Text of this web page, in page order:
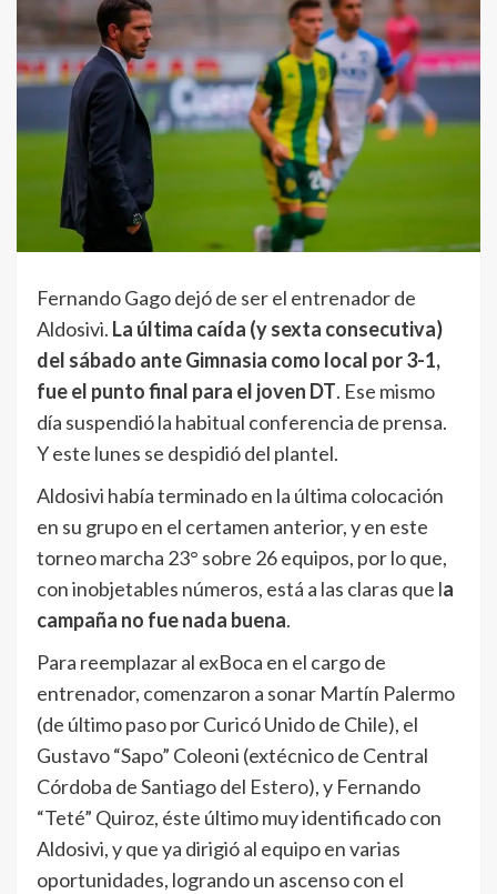
Fernando Gago dejó de ser el entrenador de
Aldosivi. La última caída (y sexta consecutiva)
del sábado ante Gimnasia como local por 3-1,
fue el punto final para el joven DT. Ese mismo
día suspendió la habitual conferencia de prensa.
Y este lunes se despidió del plantel.
Aldosivi había terminado en la última colocación
en su grupo en el certamen anterior, y en este
torneo marcha 23° sobre 26 equipos, por lo que,
con inobjetables números, está a las claras que la
campaña no fue nada buena.
Para reemplazar al exBoca en el cargo de
entrenador, comenzaron a sonar Martín Palermo
(de último paso por Curicó Unido de Chile), el
Gustavo “Sapo” Coleoni (extécnico de Central
Córdoba de Santiago del Estero), y Fernando
“Teté” Quiroz, éste último muy identificado con
Aldosivi, y que ya dirigió al equipo en varias
oportunidades, logrando un ascenso con el